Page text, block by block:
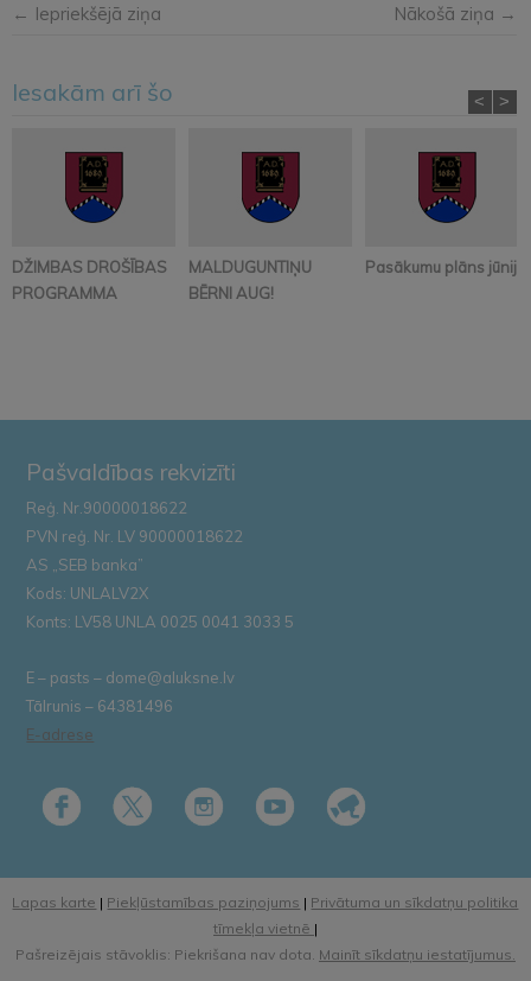
← Iepriekšējā ziņa Nākošā ziņa →
Iesakām arī šo
DŽIMBAS DROŠĪBAS
PROGRAMMA
MALDUGUNTIŅU
BĒRNI AUG!
Pasākumu plāns jūnijā
< >
Pašvaldības rekvizīti
Reģ. Nr.90000018622
PVN reģ. Nr. LV 90000018622
AS „SEB banka”
Kods: UNLALV2X
Konts: LV58 UNLA 0025 0041 3033 5
E – pasts – dome@aluksne.lv
Tālrunis – 64381496
E-adrese
Lapas karte | Piekļūstamības paziņojums | Privātuma un sīkdatņu politika
tīmekļa vietnē |
Pašreizējais stāvoklis: Piekrišana nav dota. Mainīt sīkdatņu iestatījumus.